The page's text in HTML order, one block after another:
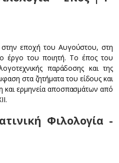
εποχή του Αυγούστου, στη
έργο του ποιητή. Το έπος του
παράδοσης και της
στα ζητήματα του είδους και
και ερμηνεία αποσπασμάτων από
Φιλολογία -